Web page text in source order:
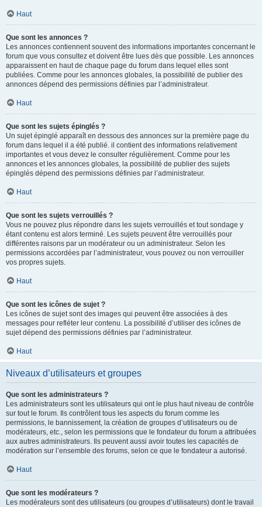
Haut
Que sont les annonces ?
Les annonces contiennent souvent des informations importantes concernant le
forum que vous consultez et doivent être lues dès que possible. Les annonces
apparaissent en haut de chaque page du forum dans lequel elles sont
publiées. Comme pour les annonces globales, la possibilité de publier des
annonces dépend des permissions définies par l’administrateur.
Haut
Que sont les sujets épinglés ?
Un sujet épinglé apparaît en dessous des annonces sur la première page du
forum dans lequel il a été publié. il contient des informations relativement
importantes et vous devez le consulter régulièrement. Comme pour les
annonces et les annonces globales, la possibilité de publier des sujets
épinglés dépend des permissions définies par l’administrateur.
Haut
Que sont les sujets verrouillés ?
Vous ne pouvez plus répondre dans les sujets verrouillés et tout sondage y
étant contenu est alors terminé. Les sujets peuvent être verrouillés pour
différentes raisons par un modérateur ou un administrateur. Selon les
permissions accordées par l’administrateur, vous pouvez ou non verrouiller
vos propres sujets.
Haut
Que sont les icônes de sujet ?
Les icônes de sujet sont des images qui peuvent être associées à des
messages pour refléter leur contenu. La possibilité d’utiliser des icônes de
sujet dépend des permissions définies par l’administrateur.
Haut
Niveaux d’utilisateurs et groupes
Que sont les administrateurs ?
Les administrateurs sont les utilisateurs qui ont le plus haut niveau de contrôle
sur tout le forum. Ils contrôlent tous les aspects du forum comme les
permissions, le bannissement, la création de groupes d’utilisateurs ou de
modérateurs, etc., selon les permissions que le fondateur du forum a attribuées
aux autres administrateurs. Ils peuvent aussi avoir toutes les capacités de
modération sur l’ensemble des forums, selon ce que le fondateur a autorisé.
Haut
Que sont les modérateurs ?
Les modérateurs sont des utilisateurs (ou groupes d’utilisateurs) dont le travail